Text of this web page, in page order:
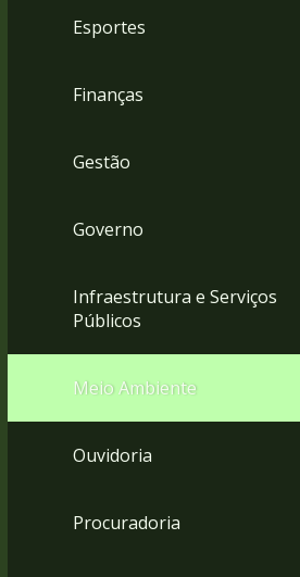
Esportes
Finanças
Gestão
Governo
Infraestrutura e Serviços
Públicos
Meio Ambiente
Ouvidoria
Procuradoria